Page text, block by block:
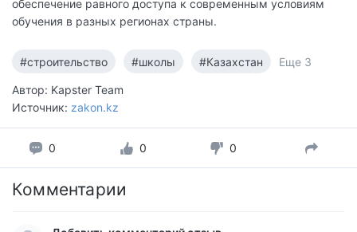
обеспечение равного доступа к современным условиям
обучения в разных регионах страны.
#строительство #школы #Казахстан Еще 3
Автор: Kapster Team
Источник: zakon.kz
0 0 0
Комментарии